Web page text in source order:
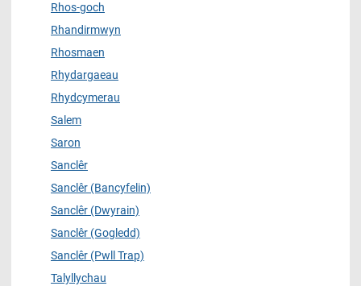
Rhos-goch
Rhandirmwyn
Rhosmaen
Rhydargaeau
Rhydcymerau
Salem
Saron
Sanclêr
Sanclêr (Bancyfelin)
Sanclêr (Dwyrain)
Sanclêr (Gogledd)
Sanclêr (Pwll Trap)
Talyllychau